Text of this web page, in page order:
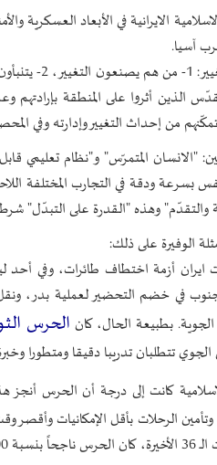
الايرانية في الأبعاد العسكرية
آسيا.
أثروا على المنطقة بإرادتهم
من إحداث التغيير وإدارته وفي
المتمرّس" و"نظام تعليمي قابل
بسرعة ودقة في التجارب المختلفة
وهذه "القدرة على التبدّل"
الوفيرة على ذلك:
في خضم التحضير لعملية بدر، ونقل
بطبيعة الحال، كان الحرس
تتطلبان تدريبا دقيقا ومتطورا
كانت إلى درجة أن الحرس
وتأمين الرحلات بأقل الإمكانيات